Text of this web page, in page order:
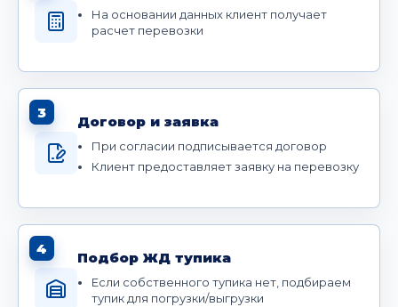
На основании данных клиент получает
расчет перевозки
3
Договор и заявка
При согласии подписывается договор
Клиент предоставляет заявку на перевозку
4
Подбор ЖД тупика
Если собственного тупика нет, подбираем
тупик для погрузки/выгрузки